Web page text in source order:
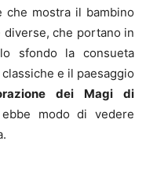
che mostra il bambino
che portano in
sfondo la consueta
e il paesaggio
dei Magi di
modo di vedere